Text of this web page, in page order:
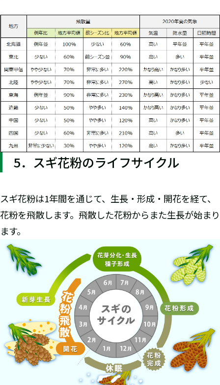
5．スギ花粉のライフサイクル
スギ花粉は1年間を通じて、生長・形成・開花を経て、
花粉を飛散します。飛散した花粉からまた生長が始まり
ます。